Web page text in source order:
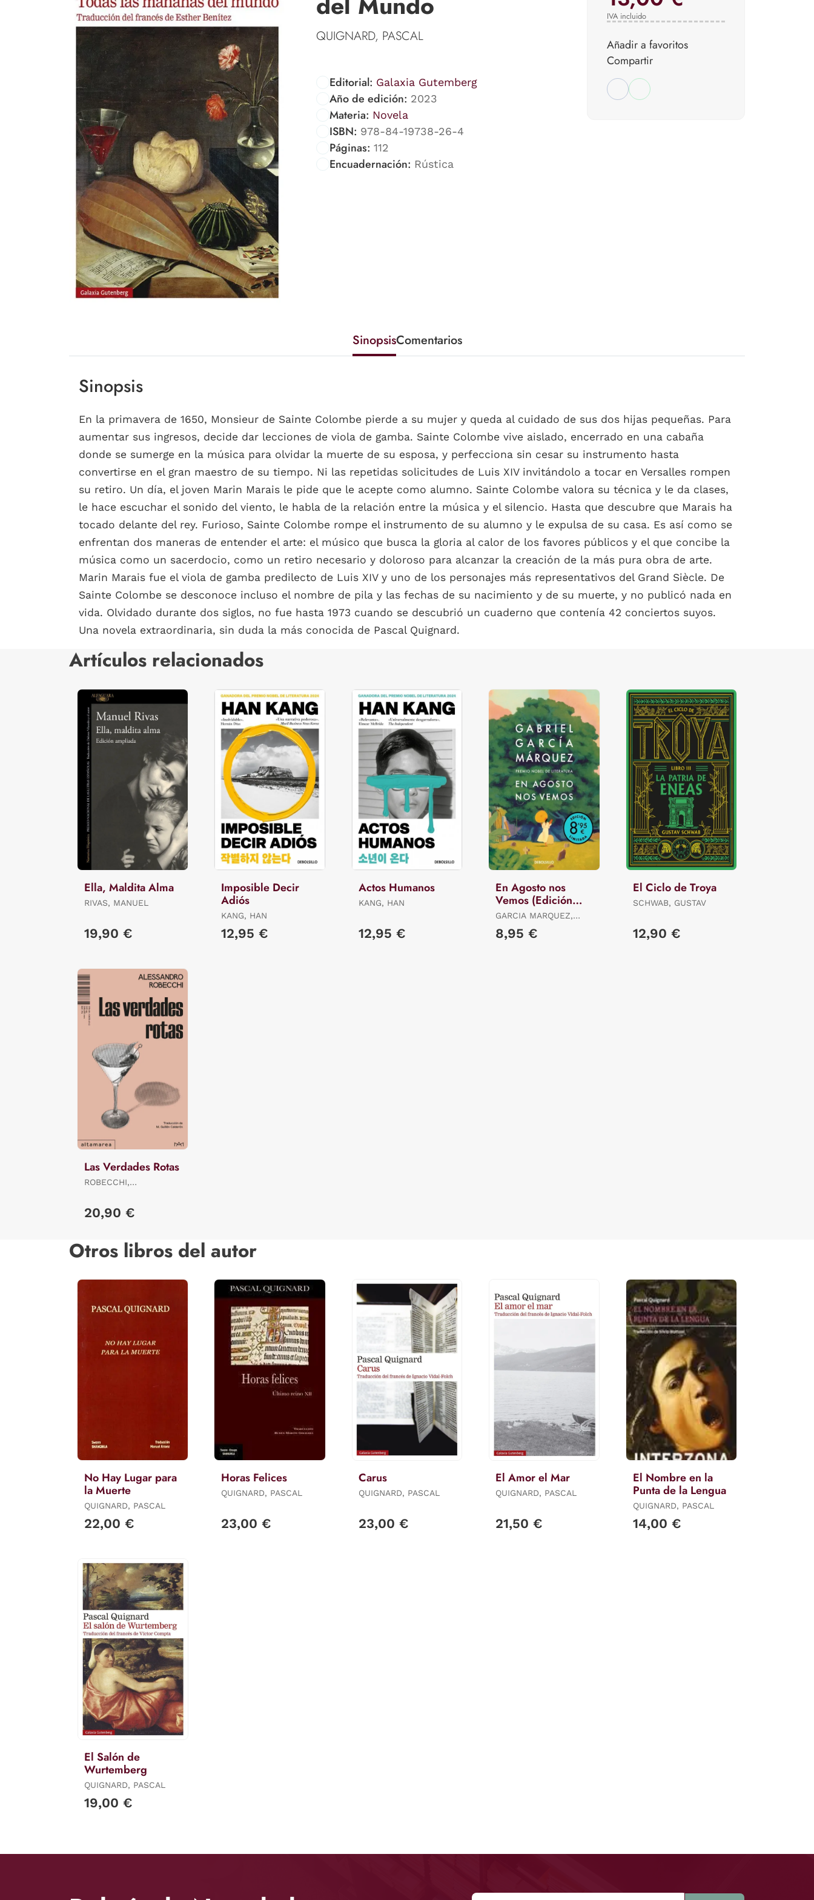
QUIGNARD, PASCAL
Editorial: Galaxia Gutemberg
Año de edición: 2023
Materia: Novela
ISBN: 978-84-19738-26-4
Páginas: 112
Encuadernación: Rústica
IVA incluido
Añadir a favoritos
Compartir
SinopsisComentarios
Sinopsis
En la primavera de 1650, Monsieur de Sainte Colombe pierde a su mujer y queda al cuidado de sus dos hijas pequeñas. Para
aumentar sus ingresos, decide dar lecciones de viola de gamba. Sainte Colombe vive aislado, encerrado en una cabaña
donde se sumerge en la música para olvidar la muerte de su esposa, y perfecciona sin cesar su instrumento hasta
convertirse en el gran maestro de su tiempo. Ni las repetidas solicitudes de Luis XIV invitándolo a tocar en Versalles rompen
su retiro. Un día, el joven Marin Marais le pide que le acepte como alumno. Sainte Colombe valora su técnica y le da clases,
le hace escuchar el sonido del viento, le habla de la relación entre la música y el silencio. Hasta que descubre que Marais ha
tocado delante del rey. Furioso, Sainte Colombe rompe el instrumento de su alumno y le expulsa de su casa. Es así como se
enfrentan dos maneras de entender el arte: el músico que busca la gloria al calor de los favores públicos y el que concibe la
música como un sacerdocio, como un retiro necesario y doloroso para alcanzar la creación de la más pura obra de arte.
Marin Marais fue el viola de gamba predilecto de Luis XIV y uno de los personajes más representativos del Grand Siècle. De
Sainte Colombe se desconoce incluso el nombre de pila y las fechas de su nacimiento y de su muerte, y no publicó nada en
vida. Olvidado durante dos siglos, no fue hasta 1973 cuando se descubrió un cuaderno que contenía 42 conciertos suyos.
Una novela extraordinaria, sin duda la más conocida de Pascal Quignard.
Artículos relacionados
Ella, Maldita Alma
RIVAS, MANUEL
19,90 €
Imposible Decir
Adiós
KANG, HAN
12,95 €
Actos Humanos
KANG, HAN
12,95 €
En Agosto nos
Vemos (Edición
Limitada)
GARCIA MARQUEZ,
8,95 €
El Ciclo de Troya
SCHWAB, GUSTAV
12,90 €
Las Verdades Rotas
ROBECCHI,
20,90 €
Otros libros del autor
No Hay Lugar para
la Muerte
QUIGNARD, PASCAL
22,00 €
Horas Felices
QUIGNARD, PASCAL
23,00 €
Carus
QUIGNARD, PASCAL
23,00 €
El Amor el Mar
QUIGNARD, PASCAL
21,50 €
El Nombre en la
Punta de la Lengua
QUIGNARD, PASCAL
14,00 €
El Salón de
Wurtemberg
QUIGNARD, PASCAL
19,00 €